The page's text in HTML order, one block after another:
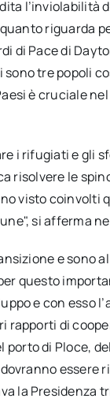
l’inviolabilità
riguarda
di Pace di
sono tre popoli
è cruciale
i rifugiati e gli
risolvere le
visto coinvolti
si afferma
e sono
questo
e con esso
di
di Ploce,
essere
la Presidenza